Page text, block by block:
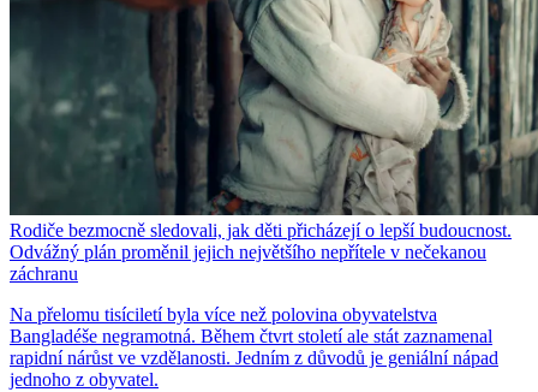
Rodiče bezmocně sledovali, jak děti přicházejí o lepší budoucnost.
Odvážný plán proměnil jejich největšího nepřítele v nečekanou
záchranu
Na přelomu tisíciletí byla více než polovina obyvatelstva
Bangladéše negramotná. Během čtvrt století ale stát zaznamenal
rapidní nárůst ve vzdělanosti. Jedním z důvodů je geniální nápad
jednoho z obyvatel.